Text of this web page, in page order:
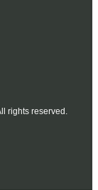
rights reserved.